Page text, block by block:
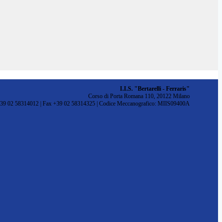
I.I.S. "Bertarelli - Ferraris"
Corso di Porta Romana 110, 20122 Milano
02 58314012 | Fax +39 02 58314325 | Codice Meccanografico: MIIS09400A